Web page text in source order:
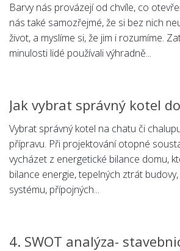
Barvy nás provázejí od chvíle, co
nás také samozřejmé, že si bez nich
život, a myslíme si, že jim i rozumíme.
minulosti lidé používali výhradně...
Jak vybrat správný kotel
Vybrat správný kotel na chatu či
přípravu. Při projektování otopné
vycházet z energetické bilance domu,
bilance energie, tepelných ztrát
systému, přípojných...
4. SWOT analýza-